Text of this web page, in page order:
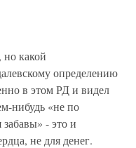
но какой
определению
в этом РД и видел
нибудь «не по
- это и
не для денег.